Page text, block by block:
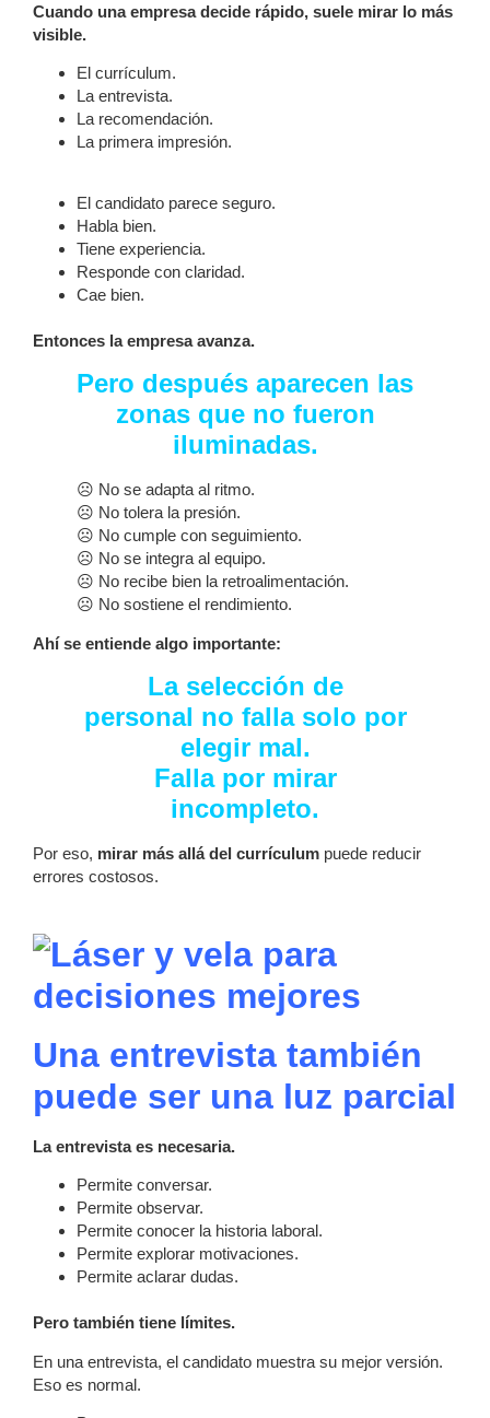
Cuando una empresa decide rápido, suele mirar lo más
visible.
El currículum.
La entrevista.
La recomendación.
La primera impresión.
El candidato parece seguro.
Habla bien.
Tiene experiencia.
Responde con claridad.
Cae bien.
Entonces la empresa avanza.
Pero después aparecen las
zonas que no fueron
iluminadas.
☹ No se adapta al ritmo.
☹ No tolera la presión.
☹ No cumple con seguimiento.
☹ No se integra al equipo.
☹ No recibe bien la retroalimentación.
☹ No sostiene el rendimiento.
Ahí se entiende algo importante:
La selección de
personal no falla solo por
elegir mal.
Falla por mirar
incompleto.
Por eso, mirar más allá del currículum puede reducir
errores costosos.
Una entrevista también
puede ser una luz parcial
La entrevista es necesaria.
Permite conversar.
Permite observar.
Permite conocer la historia laboral.
Permite explorar motivaciones.
Permite aclarar dudas.
Pero también tiene límites.
En una entrevista, el candidato muestra su mejor versión.
Eso es normal.